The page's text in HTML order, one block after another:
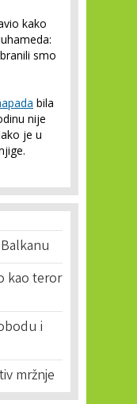
kako
smo
bila
nije
je u
kao teror
i
mržnje